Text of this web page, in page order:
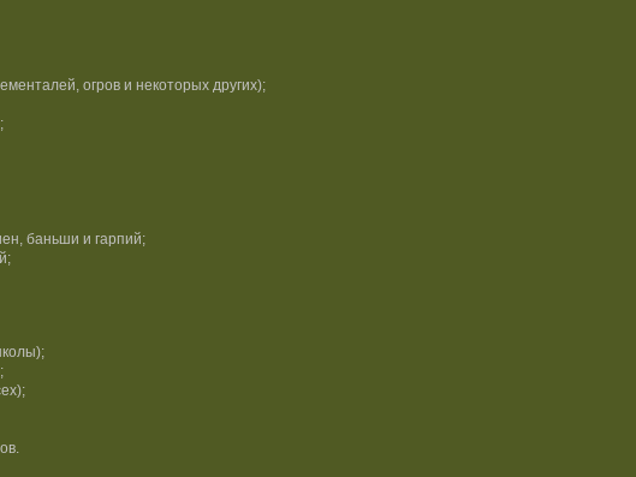
огров и некоторых других);
баньши и гарпий;